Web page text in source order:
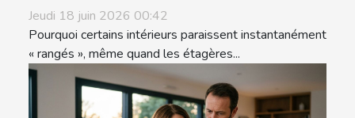
Jeudi 18 juin 2026 00:42
Pourquoi certains intérieurs paraissent instantanément
« rangés », même quand les étagères...